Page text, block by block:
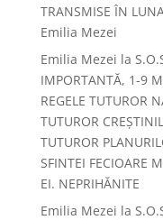
TRANSMISE ÎN
Emilia Mezei
Emilia Mezei la
IMPORTANTĂ, 1-9
REGELE TUTUROR
TUTUROR
TUTUROR
SFINTEI FECIOARE
EI. NEPRIHĂNITE
Emilia Mezei la